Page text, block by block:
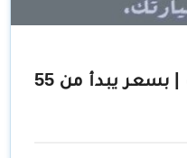
بنشر كفرات سيارات | بسعر يبدأ من 55